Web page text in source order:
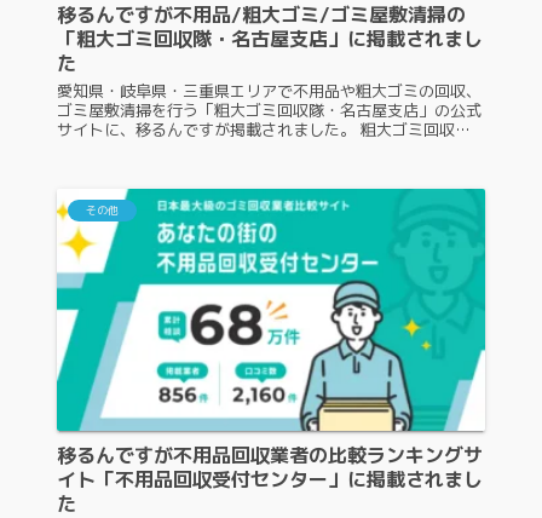
移るんですが不用品/粗大ゴミ/ゴミ屋敷清掃の
「粗大ゴミ回収隊・名古屋支店」に掲載されまし
た
愛知県・岐阜県・三重県エリアで不用品や粗大ゴミの回収、
ゴミ屋敷清掃を行う「粗大ゴミ回収隊・名古屋支店」の公式
サイトに、移るんですが掲載されました。 粗大ゴミ回収隊
その他
移るんですが不用品回収業者の比較ランキングサ
イト「不用品回収受付センター」に掲載されまし
た